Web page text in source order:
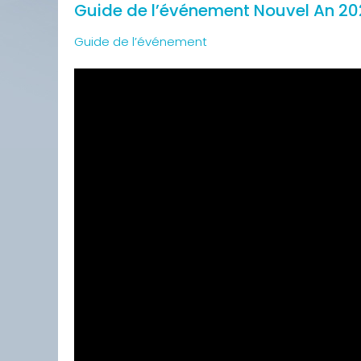
Guide de l’événement Nouvel An
Guide de l’événement